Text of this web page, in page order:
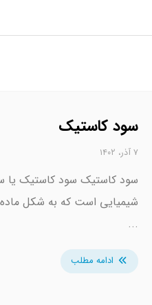
سود کاستیک
۷ آذر، ۱۴۰۲
سود کاستیک سود کاستیک یا
شیمیایی است که به شکل
...
ادامه مطلب